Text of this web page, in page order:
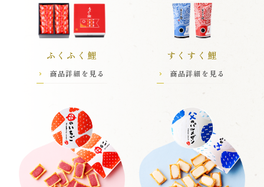
ふくふく鯉
商品詳細を見る
すくすく鯉
商品詳細を見る